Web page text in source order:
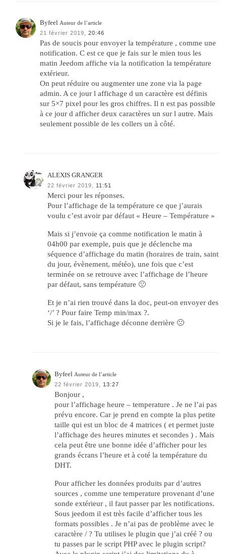
Byfeel Auteur de l’article
21 février 2019,
20:46
Pas de soucis pour envoyer la température , comme une
notification. C est ce que je fais sur le mien tous les
matin Jeedom affiche via la notification la température
extérieur.
On peut réduire ou augmenter une zone via la page
admin. A ce jour l affichage d un caractère est définis
sur 5×7 pixel pour les gros chiffres. Il n est pas possible
à ce jour d afficher deux caractères un sur l autre. Mais
seulement possible de les collers un à côté.
ALEXIS GRANGER
22 février 2019, 11:51
Merci pour les réponses.
Pour l’affichage de la température ce que j’aurais
voulu c’est avoir par défaut « Heure – Température »
Mais si j’envoie ça comme notification le matin à
04h00 par exemple, puis que je déclenche ma
séquence d’affichage du matin (horaires de train, saint
du jour, évènement, météo), une fois que c’est
terminée on se retrouve avec l’affichage de l’heure
par défaut, sans température 🙁
Et je n’ai rien trouvé dans la doc, peut-on envoyer des
‘/’ ? Pour faire Temp min/max ?.
Si je le fais, l’affichage déconne derrière 🙁
Byfeel Auteur de l’article
22 février 2019,
13:27
Bonjour ,
pour l’affichage heure – temperature . Je ne l’ai pas
prévu encore. Car je prend en compte la plus petite
taille qui est un bloc de 4 matrices ( et permet juste
l’affichage des heures minutes et secondes ) . Mais
cela peut être une bonne idée d’afficher pour les
grands écrans l’heure et à coté la température du
DHT.
Pour afficher les données produits par d’autres
sources , comme une temperature provenant d’une
sonde extérieur , il faut passer par les notifications.
Sous jeedom il est très facile d’afficher tous les
formats possibles . Je n’ai pas de problème avec le
caractère / ? Tu utilises le plugin que j’ai créé ? ou
tu passes par le script PHP avec le plugin script?